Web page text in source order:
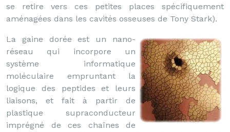
se retire vers ces petites places spécifiquement
aménagées dans les cavités osseuses de Tony Stark).
La gaine dorée est un nano-
réseau qui incorpore un
système informatique
moléculaire empruntant la
logique des peptides et leurs
liaisons, et fait à partir de
plastique supraconducteur
imprégné de ces chaînes de